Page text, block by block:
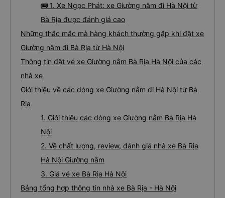
🚌 1. Xe Ngọc Phát: xe Giường nằm đi Hà Nội từ
Bà Rịa được đánh giá cao
Những thắc mắc mà hàng khách thường gặp khi đặt xe
Giường nằm đi Bà Rịa từ Hà Nội
Thông tin đặt vé xe Giường nằm Bà Rịa Hà Nội của các
nhà xe
Giới thiệu về các dòng xe Giường nằm đi Hà Nội từ Bà
Rịa
1. Giới thiệu các dòng xe Giường nằm Bà Rịa Hà
Nội
2. Về chất lượng, review, đánh giá nhà xe Bà Rịa
Hà Nội Giường nằm
3. Giá vé xe Bà Rịa Hà Nội
Bảng tổng hợp thông tin nhà xe Bà Rịa - Hà Nội